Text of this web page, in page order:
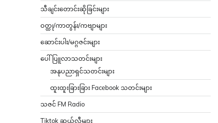
သီချင်းတောင်းဆိုခြင်းများ
ဝတ္ထု/ကာတွန်း/ကဗျာများ
ဆောင်းပါး/မဂ္ဂဇင်းများ
ပေါ်ပြူလာသတင်းများ
အနုပညာရှင်သတင်းများ
ထူးထူးခြားခြား Facebook သတင်းများ
သဇင် FM Radio
Tiktok ဆယ်လီများ